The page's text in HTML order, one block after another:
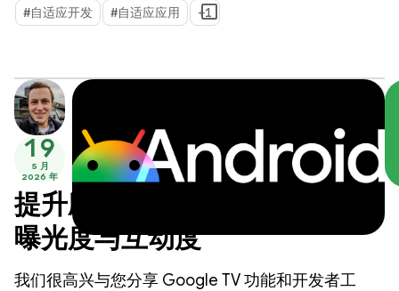
笔记本电脑、车载显示屏和沉浸式 XR 环境。
#自适应开发 #自适应应用 +1
19
5 月
2026 年
提升应用在 Google TV 上的
曝光度与互动度
我们很高兴与您分享 Google TV 功能和开发者工